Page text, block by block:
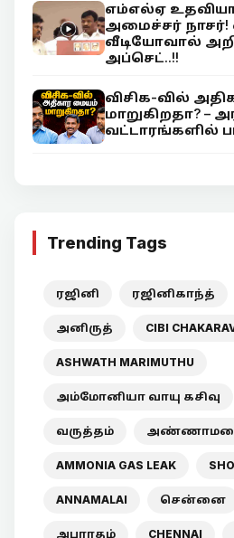
எம்எல்ஏ
அமைச்சர் நாசர்!
வீடியோவால்
அப்செட்..!!
விசிக-வில்
மாறுகிறதா? –
வட்டாரங்களில்
Trending Tags
ரஜினி ரஜினிகாந்த்
அனிருத் CIBI
ASHWATH MARIMUTHU
அம்மோனியா வாயு கசிவு
வருத்தம்
AMMONIA GAS LEAK
ANNAMALAI சென்னை
அபராதம் CHENNAI